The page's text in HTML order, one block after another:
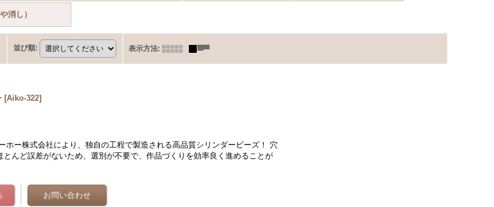
消し）
並び順: 表示方法:
[Aiko-322]
ホー株式会社により、独自の工程で製造される高品質シリンダービーズ！ 穴
とんど誤差がないため、選別が不要で、作品づくりを効率良く進めることが